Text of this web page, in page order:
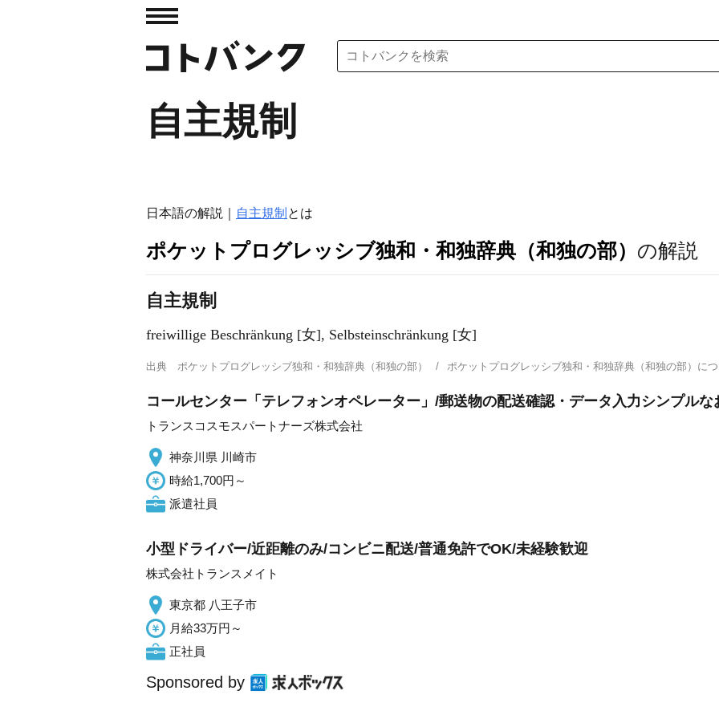
自主規制
日本語の解説｜ 自主規制 とは
ポケットプログレッシブ独和・和独辞典（和独の部） の解説
自主規制
freiwillige Beschränkung [女], Selbsteinschränkung [女]
出典 ポケットプログレッシブ独和・和独辞典（和独の部） ポケットプログレッシブ独和・和独辞典（和独の部）
コールセンター「テレフォンオペレーター」/郵送物の配送確認・データ入力シンプル
トランスコスモスパートナーズ株式会社
神奈川県 川崎市
時給1,700円～
派遣社員
小型ドライバー/近距離のみ/コンビニ配送/普通免許でOK/未経験歓迎
株式会社トランスメイト
東京都 八王子市
月給33万円～
正社員
Sponsored by